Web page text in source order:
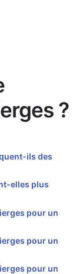
?
ils des
elles plus
pour un
pour un
pour un